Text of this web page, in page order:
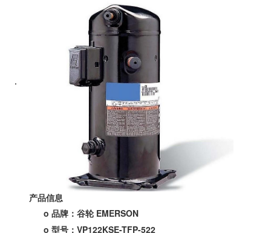
·
产品信息
o 品牌：谷轮 EMERSON
o 型号：VP122KSE-TFP-522